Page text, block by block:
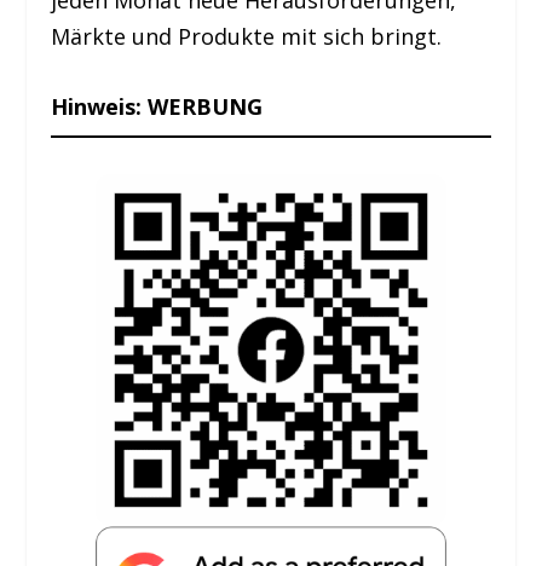
Märkte und Produkte mit sich bringt.
Hinweis: WERBUNG